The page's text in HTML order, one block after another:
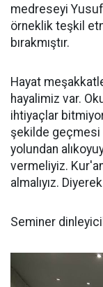
medreseyi
örneklik teşkil
bırakmıştır.
Hayat
hayalimiz var.
ihtiyaçlar
şekilde geçmesi
yolundan
vermeliyiz.
almalıyız.
Seminer